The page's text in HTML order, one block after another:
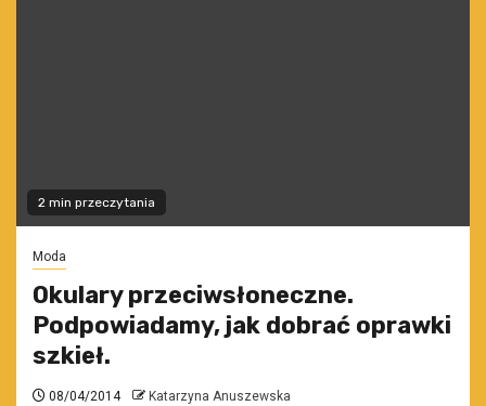
2 min przeczytania
Moda
Okulary przeciwsłoneczne.
Podpowiadamy, jak dobrać oprawki
szkieł.
08/04/2014 Katarzyna Anuszewska